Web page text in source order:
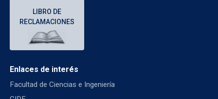
LIBRO DE
RECLAMACIONES
Enlaces de interés
Facultad de Ciencias e Ingeniería